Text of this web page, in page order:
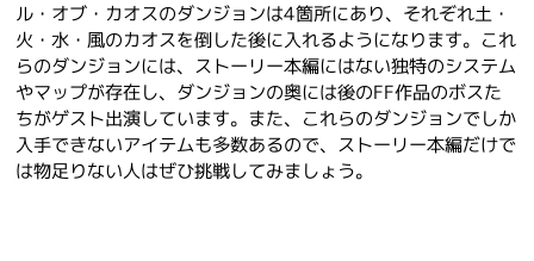
ル・オブ・カオスのダンジョンは4箇所にあり、それぞれ土・
火・水・風のカオスを倒した後に入れるようになります。これ
らのダンジョンには、ストーリー本編にはない独特のシステム
やマップが存在し、ダンジョンの奥には後のFF作品のボスた
ちがゲスト出演しています。また、これらのダンジョンでしか
入手できないアイテムも多数あるので、ストーリー本編だけで
は物足りない人はぜひ挑戦してみましょう。